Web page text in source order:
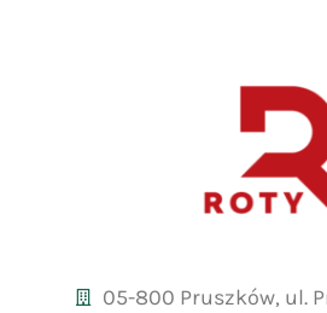
05-800 Pruszków, ul.